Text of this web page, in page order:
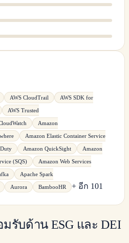
AWS CloudTrail AWS SDK for
AWS Trusted
Amazon
Amazon Elastic Container Service
Amazon QuickSight Amazon
(SQS) Amazon Web Services
Apache Spark
Aurora BambooHR + อีก 101
รับด้าน ESG และ DEI